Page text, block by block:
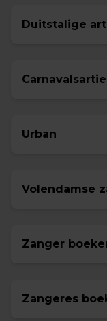
Duitstalige
Urban
Volendamse
Zanger
Zangeres